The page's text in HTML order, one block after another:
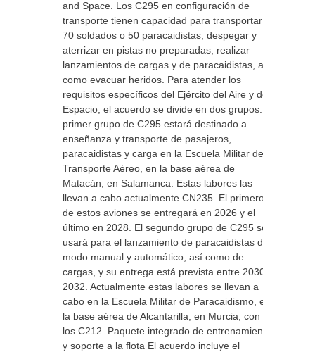
and Space. Los C295 en configuración de
transporte tienen capacidad para transportar
70 soldados o 50 paracaidistas, despegar y
aterrizar en pistas no preparadas, realizar
lanzamientos de cargas y de paracaidistas, así
como evacuar heridos. Para atender los
requisitos específicos del Ejército del Aire y del
Espacio, el acuerdo se divide en dos grupos. El
primer grupo de C295 estará destinado a
enseñanza y transporte de pasajeros,
paracaidistas y carga en la Escuela Militar de
Transporte Aéreo, en la base aérea de
Matacán, en Salamanca. Estas labores las
llevan a cabo actualmente CN235. El primero
de estos aviones se entregará en 2026 y el
último en 2028. El segundo grupo de C295 se
usará para el lanzamiento de paracaidistas de
modo manual y automático, así como de
cargas, y su entrega está prevista entre 2030 y
2032. Actualmente estas labores se llevan a
cabo en la Escuela Militar de Paracaidismo, en
la base aérea de Alcantarilla, en Murcia, con
los C212. Paquete integrado de entrenamiento
y soporte a la flota El acuerdo incluye el